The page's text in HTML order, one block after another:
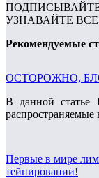
УЗНАВАЙТЕ
Рекомендуемые
ОСТОРОЖНО,
В данной статье
Первые в мире
тейпировании!